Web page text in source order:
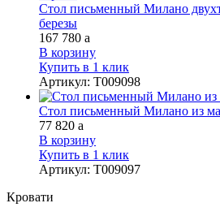
Стол письменный Милано
березы
167 780 a
В корзину
Купить в 1 клик
Артикул: Т009098
Стол письменный Милано из
77 820 a
В корзину
Купить в 1 клик
Артикул: Т009097
Кровати